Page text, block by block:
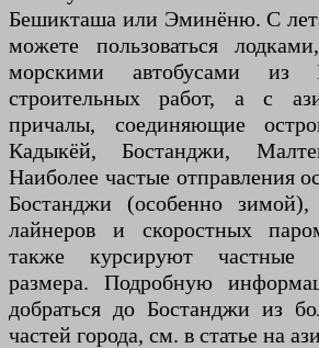
Бешикташа или Эминёню. С
можете пользоваться
морскими автобусами из
строительных работ, а с
причалы, соединяющие
Кадыкёй, Бостанджи,
Наиболее частые отправления
Бостанджи (особенно
лайнеров и скоростных
также курсируют частные
размера. Подробную
добраться до Бостанджи из
частей города, см. в статье на